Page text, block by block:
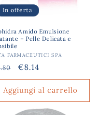
In offerta
Amido Emulsione
– Pelle Delicata e
FARMACEUTICI SPA
Prezzo
scontato
€8.14
Aggiungi al carrello